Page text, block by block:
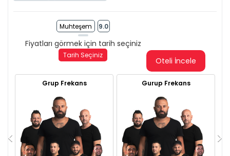
Muhteşem 9.0
Fiyatları görmek için tarih seçiniz
Tarih Seçiniz
Oteli İncele
Grup Frekans Gurup Frekans